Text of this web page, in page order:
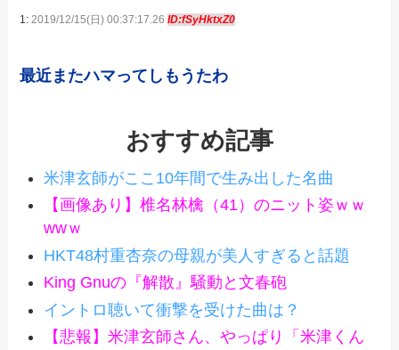
1:2019/12/15(日) 00:37:17.26ID:fSyHktxZ0
最近またハマってしもうたわ
おすすめ記事
米津玄師がここ10年間で生み出した名曲
【画像あり】椎名林檎（41）のニット姿ｗｗ
wwｗ
HKT48村重杏奈の母親が美人すぎると話題
King Gnuの『解散』騒動と文春砲
イントロ聴いて衝撃を受けた曲は？
【悲報】米津玄師さん、やっぱり「米津くん